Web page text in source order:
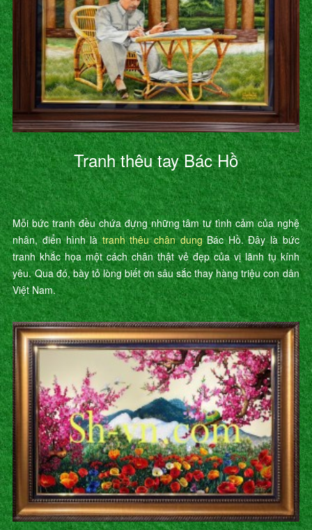
Tranh thêu tay Bác Hồ
Mỗi bức tranh đều chứa đựng những tâm tư tình cảm của nghệ
nhân, điển hình là tranh thêu chân dungBác Hồ. Đây là bức
tranh khắc họa một cách chân thật vẻ đẹp của vị lãnh tụ kính
yêu. Qua đó, bày tỏ lòng biết ơn sâu sắc thay hàng triệu con dân
Việt Nam.